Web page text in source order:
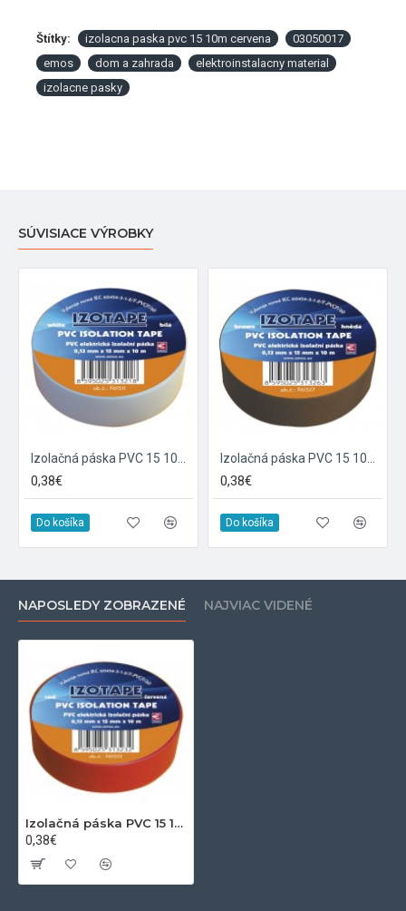
Štítky: izolacna paska pvc 15 10m cervena
03050017
emos
dom a zahrada
elektroinstalacny material
izolacne pasky
SÚVISIACE VÝROBKY
0,38€
Do košíka
0,38€
Do košíka
NAPOSLEDY ZOBRAZENÉ NAJVIAC VIDENÉ
Izolačná páska PVC 15 10m červená
0,38€